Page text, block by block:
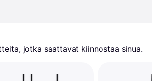
jotka saattavat kiinnostaa sinua.